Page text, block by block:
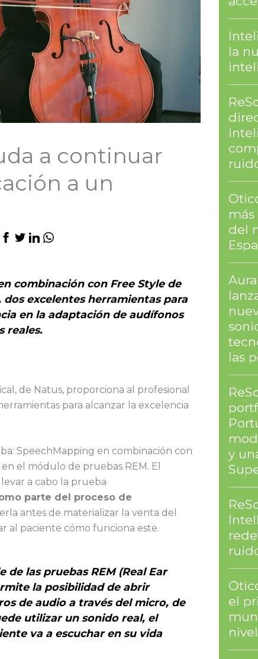
a continuar
a un
combinación con Free Style de
dos excelentes herramientas para
en la adaptación de audífonos
reales.
de Natus, proporciona al profesional
para alcanzar la excelencia
SpeechMapping en combinación con
el módulo de pruebas REM. El
a cabo la prueba
parte del proceso de
antes de materializar la venta del
al paciente cómo funciona este.
de las pruebas REM (Real Ear
la posibilidad de abrir
de audio a través del micro, de
utilizar un sonido real, el
va a escuchar en su vida
la
del
las
y
el